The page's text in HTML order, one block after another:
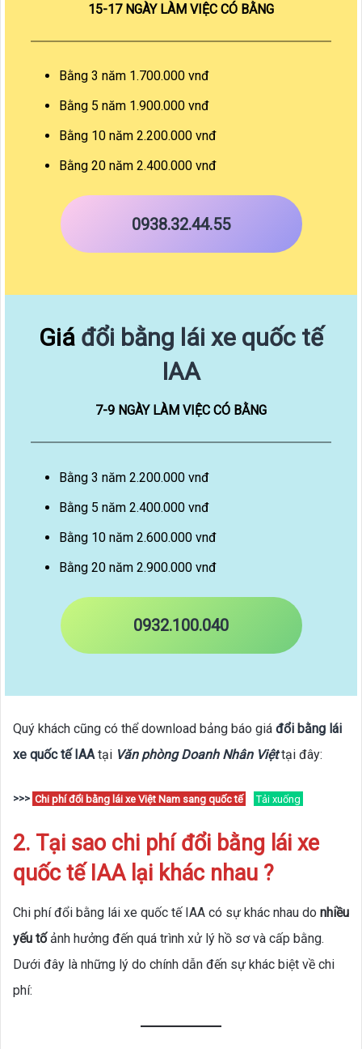
15-17 NGÀY LÀM VIỆC CÓ BẰNG
Bằng 3 năm 1.700.000 vnđ
Bằng 5 năm 1.900.000 vnđ
Bằng 10 năm 2.200.000 vnđ
Bằng 20 năm 2.400.000 vnđ
0938.32.44.55
Giá đổi bằng lái xe quốc tế
IAA
7-9 NGÀY LÀM VIỆC CÓ BẰNG
Bằng 3 năm 2.200.000 vnđ
Bằng 5 năm 2.400.000 vnđ
Bằng 10 năm 2.600.000 vnđ
Bằng 20 năm 2.900.000 vnđ
0932.100.040
Quý khách cũng có thể download bảng báo giá đổi bằng lái
xe quốc tế IAAtại Văn phòng Doanh Nhân Việttại đây:
>>> Chi phí đổi bằng lái xe Việt Nam sang quốc tế Tải xuống
2. Tại sao chi phí đổi bằng lái xe
quốc tế IAA lại khác nhau ?
Chi phí đổi bằng lái xe quốc tế IAA có sự khác nhau do nhiều
yếu tốảnh hưởng đến quá trình xử lý hồ sơ và cấp bằng.
Dưới đây là những lý do chính dẫn đến sự khác biệt về chi
phí: